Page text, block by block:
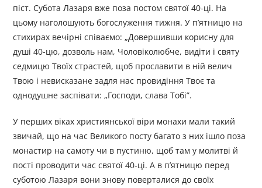
піст. Субота Лазаря вже поза постом святої 40-ці. На
цьому наголошують богослуження тижня. У п’ятницю на
стихирах вечірні співаємо: „Довершивши корисну для
душі 40-цю, дозволь нам, Чоловіколюбче, видіти і святу
седмицю Твоїх страстей, щоб прославити в ній велич
Твою і невисказане задля нас провидіння Твоє та
однодушне заспівати: „Господи, слава Тобі”.
У перших віках християнської віри монахи мали такий
звичай, що на час Великого посту багато з них ішло поза
монастир на самоту чи в пустиню, щоб там у молитві й
пості проводити час святої 40-ці. А в п’ятницю перед
суботою Лазаря вони знову поверталися до своїх